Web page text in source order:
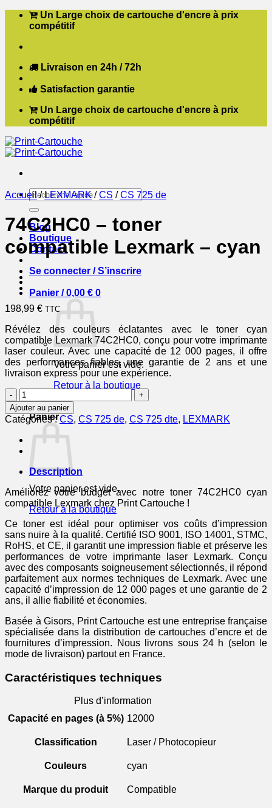
Passer Un Large choix de cartouche d'encre à prix
compétitif
Livraison en 24h / 72h
Satisfaction garantie
Un Large choix de cartouche d'encre à prix
compétitif
Recherche
pour :
Blog
Boutique
Contact
Se connecter / S’inscrire
Panier /0,00 € 0
Votre panier est vide.
Retour à la boutique
0
Panier
Votre panier est vide.
Retour à la boutique
Accueil / LEXMARK / CS / CS 725 de
74C2HC0 – toner
compatible Lexmark – cyan
198,99 € TTC
Révélez des couleurs éclatantes avec le toner cyan
compatible Lexmark 74C2HC0, conçu pour votre imprimante
laser couleur. Avec une capacité de 12 000 pages, il offre
des performances fiables, une garantie de 2 ans et une
livraison express pour une expérience.
quantité
de
74C2HC0
-
toner
compatible
-
Ajouter au panier
Catégories :CS, CS 725 de, CS 725 dte, LEXMARK
Description
Améliorez votre budget avec notre toner 74C2HC0 cyan
compatible Lexmark chez Print Cartouche !
Ce toner est idéal pour optimiser vos coûts d’impression
sans nuire à la qualité. Certifié ISO 9001, ISO 14001, STMC,
RoHS, et CE, il garantit une impression fiable et préserve les
performances de votre imprimante laser Lexmark. Conçu
avec des composants soigneusement sélectionnés, il répond
parfaitement aux normes techniques de Lexmark. Avec une
capacité d’impression de 12 000 pages et une garantie de 2
ans, il allie fiabilité et économies.
Basée à Gisors, Print Cartouche est une entreprise française
spécialisée dans la distribution de cartouches d’encre et de
fournitures d’impression. Nous livrons sous 24 h (selon le
mode de livraison) partout en France.
Caractéristiques techniques
Plus d’information
Capacité en pages (à 5%) 12000
Classification Laser / Photocopieur
Couleurs cyan
Marque du produit Compatible